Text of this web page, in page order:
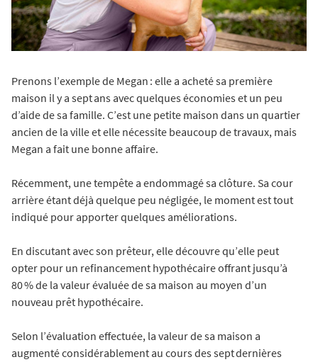
Prenons l’exemple de Megan : elle a acheté sa première
maison il y a sept ans avec quelques économies et un peu
d’aide de sa famille. C’est une petite maison dans un quartier
ancien de la ville et elle nécessite beaucoup de travaux, mais
Megan a fait une bonne affaire.
Récemment, une tempête a endommagé sa clôture. Sa cour
arrière étant déjà quelque peu négligée, le moment est tout
indiqué pour apporter quelques améliorations.
En discutant avec son prêteur, elle découvre qu’elle peut
opter pour un refinancement hypothécaire offrant jusqu’à
80 % de la valeur évaluée de sa maison au moyen d’un
nouveau prêt hypothécaire.
Selon l’évaluation effectuée, la valeur de sa maison a
augmenté considérablement au cours des sept dernières